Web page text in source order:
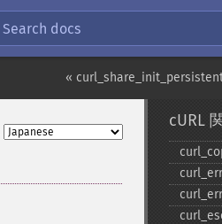
Search docs
«
cURL